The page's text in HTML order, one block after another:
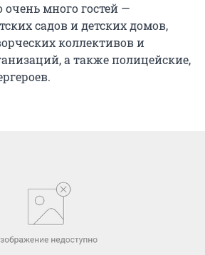
много гостей —
садов и детских домов,
коллективов и
а также полицейские,